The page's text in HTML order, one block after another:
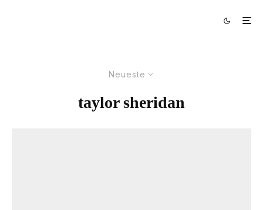
Neueste
taylor sheridan